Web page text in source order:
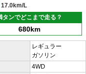
17.0km/L
タンでどこまで走る？
680km
レギュラー
ガソリン
4WD